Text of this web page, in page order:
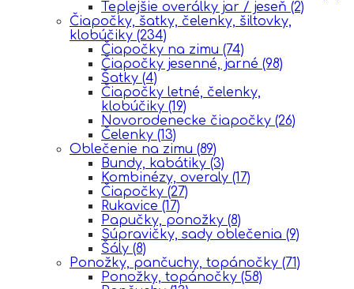
Teplejšie overálky jar / jeseň (2)
Čiapočky, šatky, čelenky, šiltovky,
klobúčiky (234)
Čiapočky na zimu (74)
Čiapočky jesenné, jarné (98)
Šatky (4)
Čiapočky letné, čelenky,
klobúčiky (19)
Novorodenecke čiapočky (26)
Čelenky (13)
Oblečenie na zimu (89)
Bundy, kabátiky (3)
Kombinézy, overaly (17)
Čiapočky (27)
Rukavice (17)
Papučky, ponožky (8)
Súpravičky, sady oblečenia (9)
Šály (8)
Ponožky, pančuchy, topánočky (71)
Ponožky, topánočky (58)